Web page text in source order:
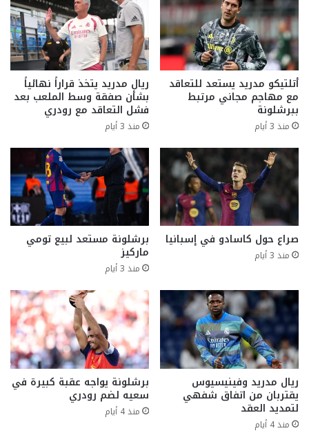
أتلتيكو مدريد يستعد للتعاقد
مع مهاجم مجاني مرتبط
ببرشلونة
منذ 3 أيام
ريال مدريد يتخذ قراراً نهائياً
بشأن صفقة وسط الملعب بعد
فشل التعاقد مع رودري
منذ 3 أيام
صراع حول كاسادو في إسبانيا
منذ 3 أيام
برشلونة مستعد لبيع تومي
ماركيز
منذ 3 أيام
ريال مدريد وفينيسيوس
يقتربان من اتفاق شفهي
لتمديد العقد
منذ 4 أيام
برشلونة يواجه عقبة كبيرة في
سعيه لضم رودري
منذ 4 أيام